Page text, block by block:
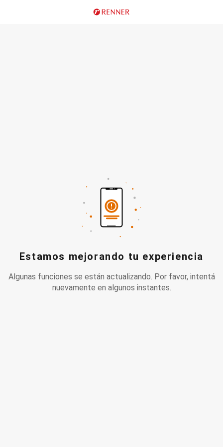
Estamos mejorando tu experiencia
Algunas funciones se están actualizando. Por favor, intentá
nuevamente en algunos instantes.